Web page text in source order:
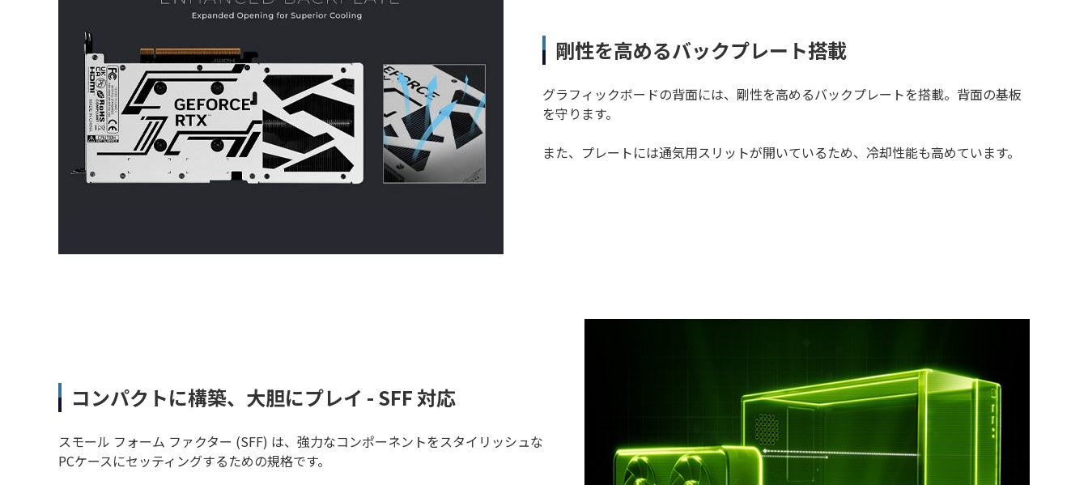
剛性を高めるバックプレート搭載
グラフィックボードの背面には、剛性を高めるバックプレートを搭載。背面の基板
を守ります。
また、プレートには通気用スリットが開いているため、冷却性能も高めています。
コンパクトに構築、大胆にプレイ - SFF 対応
スモール フォーム ファクター (SFF) は、強力なコンポーネントをスタイリッシュな
PCケースにセッティングするための規格です。